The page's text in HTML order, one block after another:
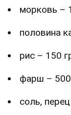
морковь –
половина
рис – 150
фарш –
соль,